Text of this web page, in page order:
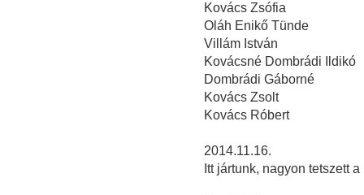
Kovács Zsófia
Oláh Enikő Tünde
Villám István
Kovácsné Dombrádi Ildikó
Dombrádi Gáborné
Kovács Zsolt
Kovács Róbert
2014.11.16.
Itt jártunk, nagyon tetszett